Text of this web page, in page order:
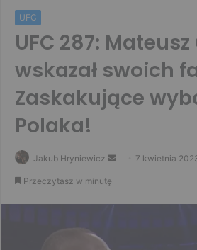
UFC
UFC 287:
wskazał swoich
Zaskakujące
Polaka!
Jakub Hryniewicz
Send 7 kwietnia
Przeczytasz w minutę